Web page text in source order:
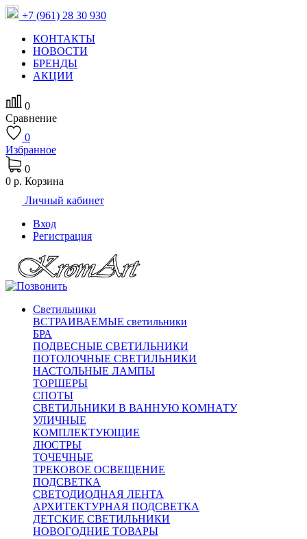
+7 (961) 28 30 930
КОНТАКТЫ
НОВОСТИ
БРЕНДЫ
АКЦИИ
0
Сравнение
0
Избранное
0
0 р. Корзина
Личный кабинет
Вход
Регистрация
Светильники
ВСТРАИВАЕМЫЕ светильники
БРА
ПОДВЕСНЫЕ СВЕТИЛЬНИКИ
ПОТОЛОЧНЫЕ СВЕТИЛЬНИКИ
НАСТОЛЬНЫЕ ЛАМПЫ
ТОРШЕРЫ
СПОТЫ
СВЕТИЛЬНИКИ В ВАННУЮ КОМНАТУ
УЛИЧНЫЕ
КОМПЛЕКТУЮЩИЕ
ЛЮСТРЫ
ТОЧЕЧНЫЕ
ТРЕКОВОЕ ОСВЕЩЕНИЕ
ПОДСВЕТКА
СВЕТОДИОДНАЯ ЛЕНТА
АРХИТЕКТУРНАЯ ПОДСВЕТКА
ДЕТСКИЕ СВЕТИЛЬНИКИ
НОВОГОДНИЕ ТОВАРЫ